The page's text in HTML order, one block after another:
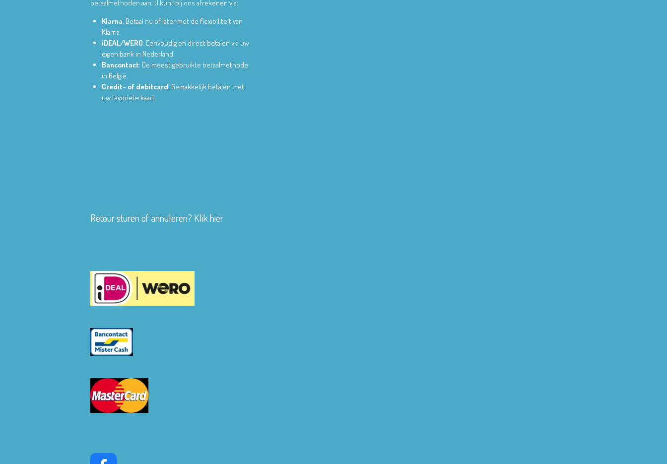
betaalmethoden aan. U kunt bij ons afrekenen via:
Klarna: Betaal nu of later met de flexibiliteit van
Klarna.
iDEAL/WERO: Eenvoudig en direct betalen via uw
eigen bank in Nederland.
Bancontact: De meest gebruikte betaalmethode
in België.
Credit- of debitcard: Gemakkelijk betalen met
uw favoriete kaart.
Retour sturen of annuleren? Klik hier